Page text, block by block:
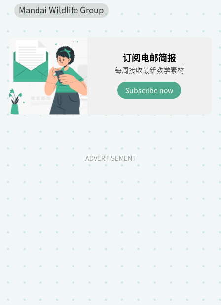
Mandai Wildlife Group
订阅电邮简报
每周接收最新教学素材
Subscribe now
ADVERTISEMENT